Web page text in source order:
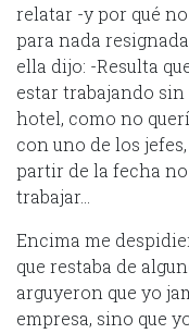
relatar -y por qué
para nada
ella dijo: -Resulta
estar trabajando
hotel, como no
con uno de los
partir de la fecha
trabajar…
Encima me
que restaba de
arguyeron que yo
empresa, sino que